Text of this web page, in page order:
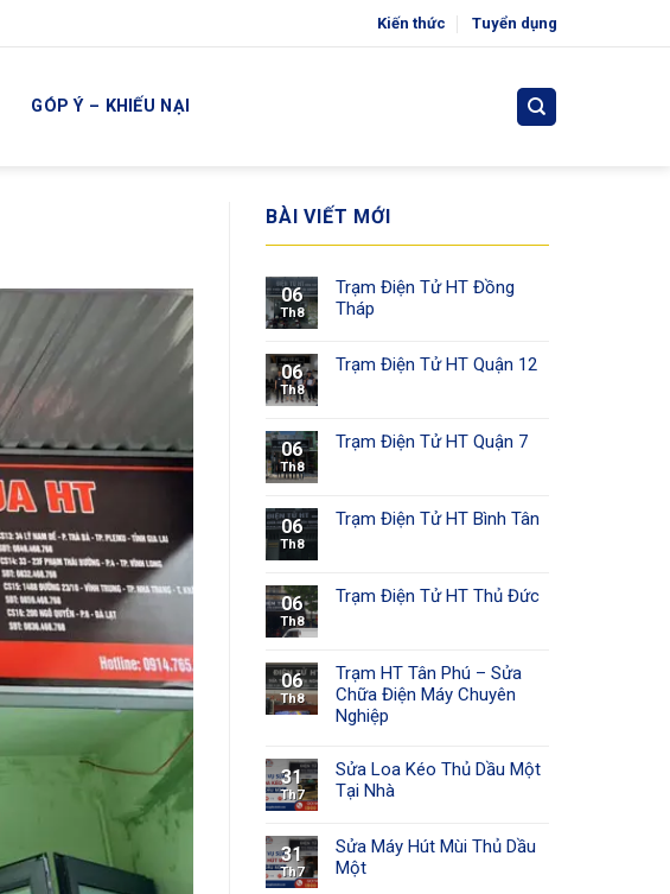
Kiến thức Tuyển dụng
GÓP Ý – KHIẾU NẠI
BÀI VIẾT MỚI
06
Th8
Trạm Điện Tử HT Đồng
Tháp
06
Th8
Trạm Điện Tử HT Quận 12
06
Th8
Trạm Điện Tử HT Quận 7
06
Th8
Trạm Điện Tử HT Bình Tân
06
Th8
Trạm Điện Tử HT Thủ Đức
06
Th8
Trạm HT Tân Phú – Sửa
Chữa Điện Máy Chuyên
Nghiệp
31
Th7
Sửa Loa Kéo Thủ Dầu Một
Tại Nhà
31
Th7
Sửa Máy Hút Mùi Thủ Dầu
Một